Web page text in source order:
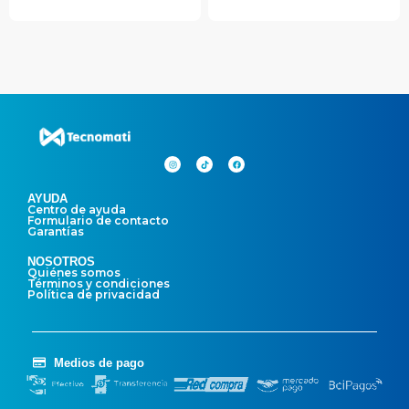
AYUDA
Centro de ayuda
Formulario de contacto
Garantías
NOSOTROS
Quiénes somos
Términos y condiciones
Política de privacidad
Medios de pago